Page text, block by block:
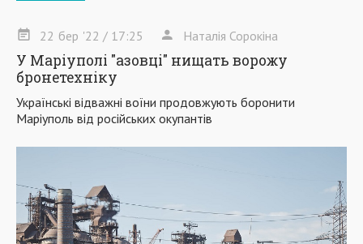
22 бер '22 / 17:25 Наталія Сорокіна
У Маріуполі "азовці" нищать ворожу
бронетехніку
Українські відважні воїни продовжують боронити
Маріуполь від російських окупантів